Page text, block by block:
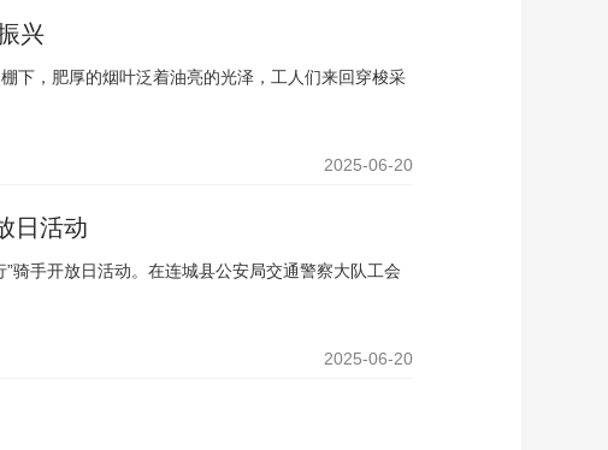
兴
下，肥厚的烟叶泛着油亮的光泽，工人们来回穿梭采
2025-06-20
日活动
骑手开放日活动。在连城县公安局交通警察大队工会
2025-06-20